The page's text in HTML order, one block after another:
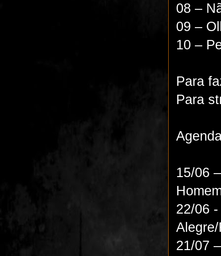
08 –
09 –
10 –
Para
Para
15/06
22/06
21/07